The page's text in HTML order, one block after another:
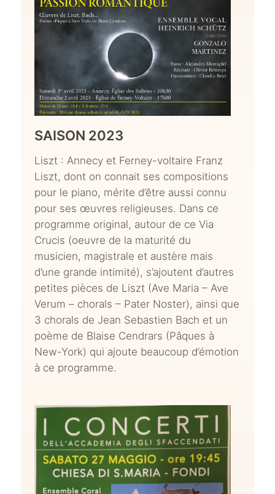
SAISON 2023
Liszt : Annecy et Ferney-voltaire Franz
Liszt, dont on connait ses compositions
pour le piano, mérite d’être aussi connu
pour ses œuvres religieuses. Dans ce
programme original, autour de ce Via
Crucis (oeuvre de la maturité du
musicien, magistrale et austère mais
d’une grande intimité), s’ajoutent d’autres
petites pièces de Liszt (Ave Maria – Ave
Verum – chorals – Pater Noster), ainsi que
3 chorals de Jean Sebastien Bach et un
poème de Blaise Cendrars (Pâques à
New-York) qui ajoute beaucoup d’émotion
à ce programme.